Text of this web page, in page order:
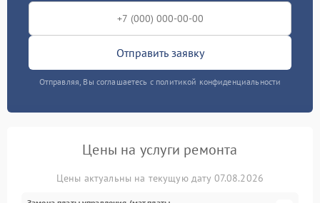
Отправить заявку
Отправляя, Вы соглашаетесь с политикой конфиденциальности
Цены на услуги ремонта
Цены актуальны на текущую дату 07.08.2026